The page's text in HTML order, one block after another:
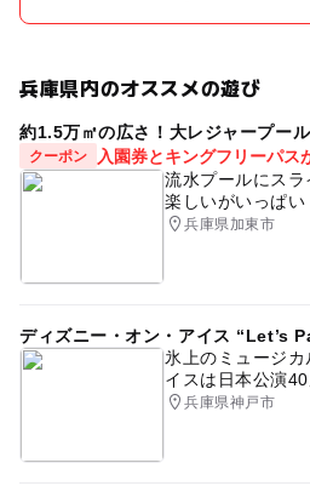
兵庫県内のオススメの遊び
約1.5万㎡の広さ！大レジャープー
クーポン
入園券とキングフリーパス
流水プールにス
楽しいがいっぱい
兵庫県加東市
ディズニー・オン・アイス “Let’s
氷上のミュージ
イスは日本公演
兵庫県神戸市